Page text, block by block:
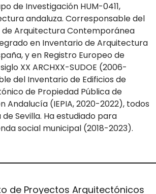
de Investigación HUM-0411,
andaluza. Corresponsable del
de Arquitectura Contemporánea
en Inventario de Arquitectura
y en Registro Europeo de
XX ARCHXX-SUDOE (2006-
del Inventario de Edificios de
de Propiedad Pública de
Andalucía (IEPIA, 2020-2022), todos
Sevilla. Ha estudiado para
social municipal (2018-2023).
de Proyectos Arquitectónicos